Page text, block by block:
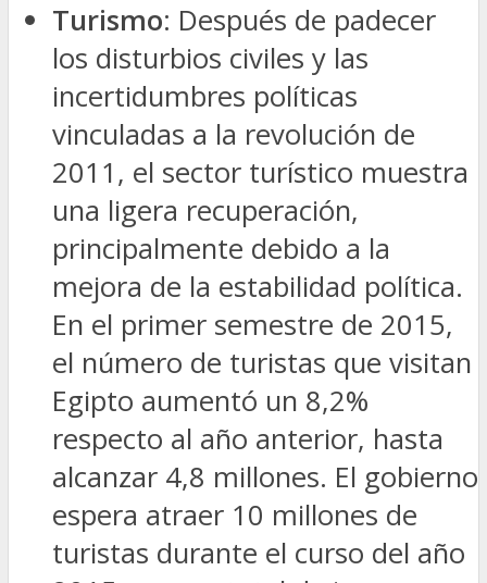
Turismo: Después de padecer
los disturbios civiles y las
incertidumbres políticas
vinculadas a la revolución de
2011, el sector turístico muestra
una ligera recuperación,
principalmente debido a la
mejora de la estabilidad política.
En el primer semestre de 2015,
el número de turistas que visitan
Egipto aumentó un 8,2%
respecto al año anterior, hasta
alcanzar 4,8 millones. El gobierno
espera atraer 10 millones de
turistas durante el curso del año